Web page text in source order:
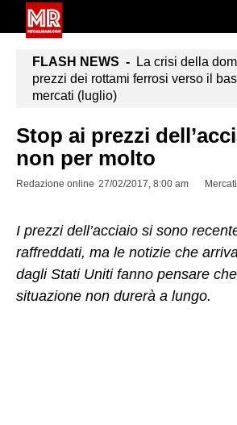
FLASH NEWS - La crisi della
prezzi dei rottami ferrosi verso il
mercati (luglio)
Stop ai prezzi
non per molto
Redazione online 27/02/2017, 8:00 am Mercati
I prezzi dell’acciaio si sono
raffreddati, ma le notizie che
dagli Stati Uniti fanno pensare
situazione non durerà a lungo.